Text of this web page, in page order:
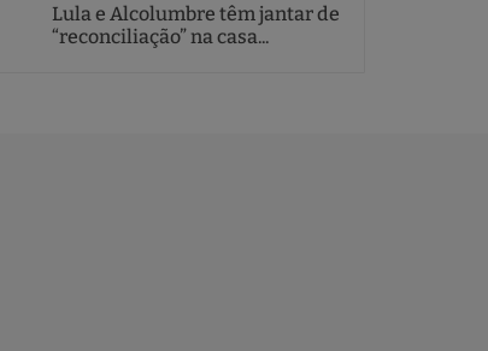
Lula e Alcolumbre têm jantar de
“reconciliação” na casa...